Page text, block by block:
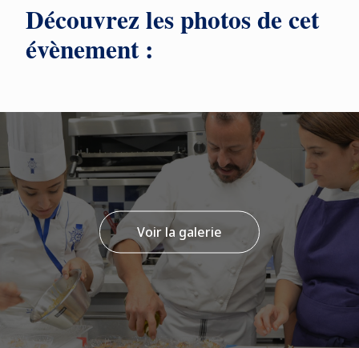
Découvrez les photos de cet
évènement :
Voir la galerie